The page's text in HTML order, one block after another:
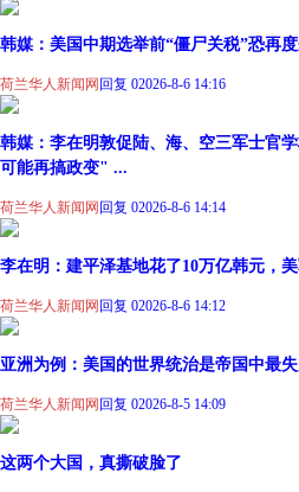
韩媒：美国中期选举前“僵尸关税”恐再
荷兰华人新闻网 回复 02026-8-6 14:16
韩媒：李在明敦促陆、海、空三军士官
可能再搞政变" ...
荷兰华人新闻网 回复 02026-8-6 14:14
李在明：建平泽基地花了10万亿韩元，
荷兰华人新闻网 回复 02026-8-6 14:12
亚洲为例：美国的世界统治是帝国中最
荷兰华人新闻网 回复 02026-8-5 14:09
这两个大国，真撕破脸了